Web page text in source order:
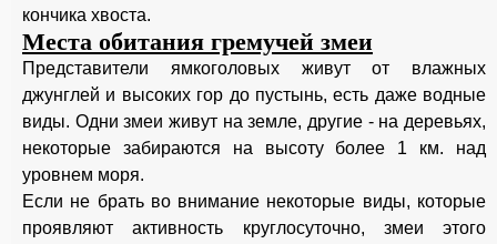
кончика хвоста.
Места обитания гремучей змеи
Представители ямкоголовых живут от влажных
джунглей и высоких гор до пустынь, есть даже водные
виды. Одни змеи живут на земле, другие - на деревьях,
некоторые забираются на высоту более 1 км. над
уровнем моря.
Если не брать во внимание некоторые виды, которые
проявляют активность круглосуточно, змеи этого